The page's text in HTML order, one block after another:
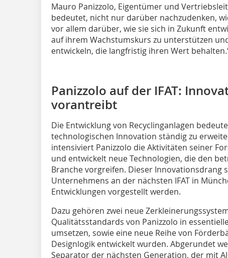
Mauro Panizzolo, Eigentümer und
bedeutet, nicht nur darüber nachzudenken,
vor allem darüber, wie sie sich in Zukunft
auf ihrem Wachstumskurs zu unterstützen
entwickeln, die langfristig ihren Wert
Panizzolo auf der IFAT:
vorantreibt
Die Entwicklung von Recyclinganlagen
technologischen Innovation ständig zu
intensiviert Panizzolo die Aktivitäten seiner
und entwickelt neue Technologien, die den
Branche vorgreifen. Dieser Innovationsdrang
Unternehmens an der nächsten IFAT in
Entwicklungen vorgestellt werden.
Dazu gehören zwei neue
Qualitätsstandards von Panizzolo in
umsetzen, sowie eine neue Reihe von
Designlogik entwickelt wurden. Abgerundet
Separator der nächsten Generation, der mit